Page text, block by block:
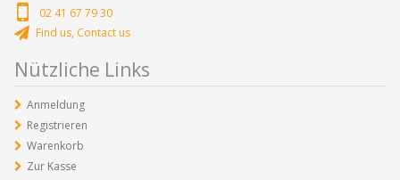
02 41 67 79 30
Find us, Contact us
Nützliche Links
Anmeldung
Registrieren
Warenkorb
Zur Kasse